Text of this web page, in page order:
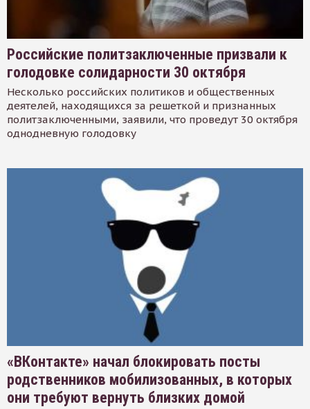
Российские политзаключенные призвали к
голодовке солидарности 30 октября
Несколько российских политиков и общественных
деятелей, находящихся за решеткой и признанных
политзаключенными, заявили, что проведут 30 октября
однодневную голодовку
«ВКонтакте» начал блокировать посты
родственников мобилизованных, в которых
они требуют вернуть близких домой